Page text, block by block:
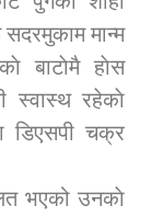
सुचना
मान्म
बाटाेमै हाेस
रहेकाे
डिएसपी चक्र
भएको उनकाे